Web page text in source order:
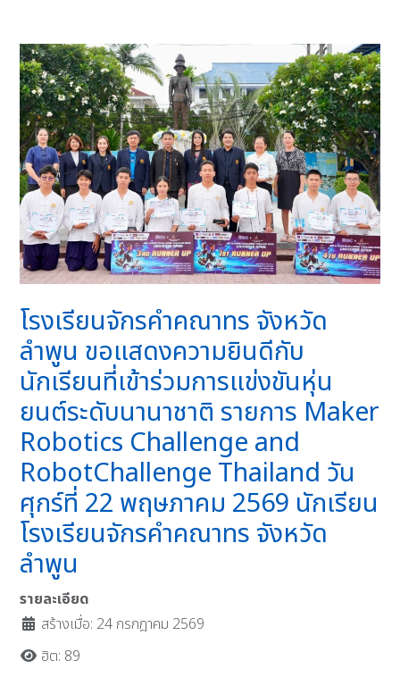
โรงเรียนจักรคำคณาทร จังหวัด
ลำพูน ขอแสดงความยินดีกับ
นักเรียนที่เข้าร่วมการแข่งขันหุ่น
ยนต์ระดับนานาชาติ รายการ Maker
Robotics Challenge and
RobotChallenge Thailand วัน
ศุกร์ที่ 22 พฤษภาคม 2569 นักเรียน
โรงเรียนจักรคำคณาทร จังหวัด
ลำพูน
รายละเอียด
สร้างเมื่อ: 24 กรกฎาคม 2569
ฮิต: 89